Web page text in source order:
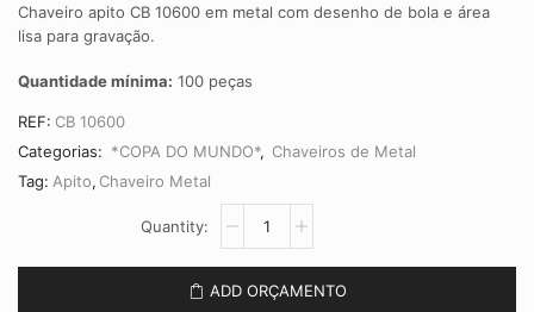
Chaveiro apito CB 10600 em metal com desenho de bola e área
lisa para gravação.
Quantidade mínima: 100 peças
REF: CB 10600
Categorias: *COPA DO MUNDO*, Chaveiros de Metal
Tag: Apito, Chaveiro Metal
quantidade
ADD ORÇAMENTO